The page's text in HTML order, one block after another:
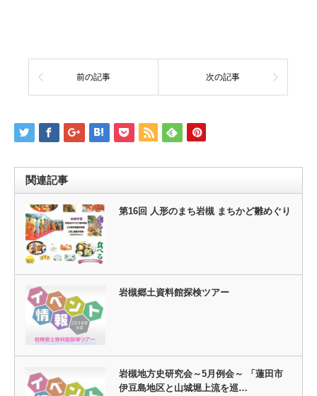
前の記事 次の記事
関連記事
第16回 人形のまち岩槻 まちかど雛めぐり
岩槻郷土資料館探検ツアー
岩槻地方史研究会～5月例会～ 「蓮田市
伊豆島地区と山城堀上流を巡…